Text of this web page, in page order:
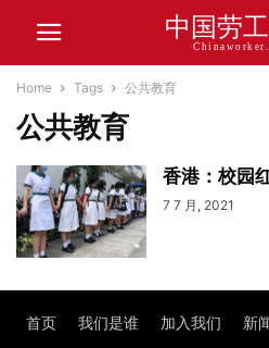
中国劳
Home Tags 公共教育
公共教育
香港：校园
7 7 月, 2021
首页 我们是谁 加入我们 新